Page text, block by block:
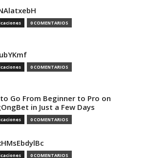
0 COMENTARIOS
0 COMENTARIOS
Go From Beginner to Pro on
in Just a Few Days
0 COMENTARIOS
0 COMENTARIOS